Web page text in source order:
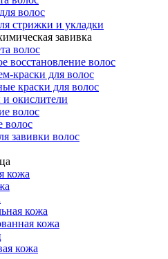
волос
стрижки и укладки
завивка
волос
восстановление волос
краски для волос
краски для волос
окислители
волос
волос
завивки волос
кожа
кожа
кожа
кожа